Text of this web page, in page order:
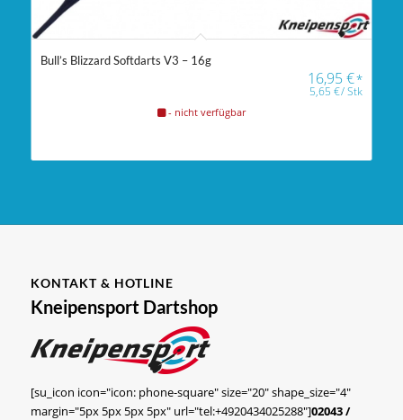
Bull’s Blizzard Softdarts V3 – 16g
16,95€*
5,65€/Stk
- nicht verfügbar
KONTAKT & HOTLINE
Kneipensport Dartshop
[su_icon icon="icon: phone-square" size="20" shape_size="4"
margin="5px 5px 5px 5px" url="tel:+4920434025288"]02043 /